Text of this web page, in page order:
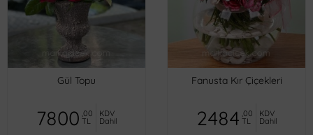
Gül Topu
7800 ,00
TL
KDV
Dahil
Fanusta Kır Çiçekleri
2484 ,00
TL
KDV
Dahil